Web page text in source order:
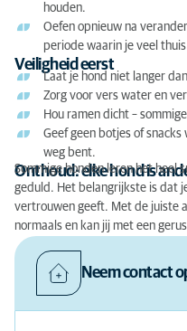
houden.
Oefen opnieuw na
periode waarin je veel
Veiligheid eerst
Laat je hond niet langer
Zorg voor vers water en
Hou ramen dicht –
Geef geen botjes of
weg bent.
Onthoud: elke hond is
Sommige honden leren het heel
geduld. Het belangrijkste is dat
vertrouwen geeft. Met de juiste
normaals en kan jij met een
Neem contact